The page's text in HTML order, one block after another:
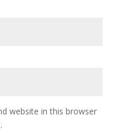
website in this browser